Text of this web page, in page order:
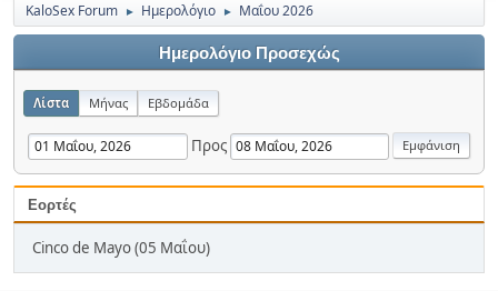
KaloSex Forum ► Ημερολόγιο ► Μαΐου 2026
Ημερολόγιο Προσεχώς
Λίστα Μήνας Εβδομάδα
Προς
Εορτές
Cinco de Mayo (05 Μαΐου)